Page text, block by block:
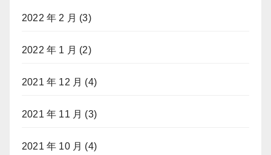
2022 年 2 月 (3)
2022 年 1 月 (2)
2021 年 12 月 (4)
2021 年 11 月 (3)
2021 年 10 月 (4)